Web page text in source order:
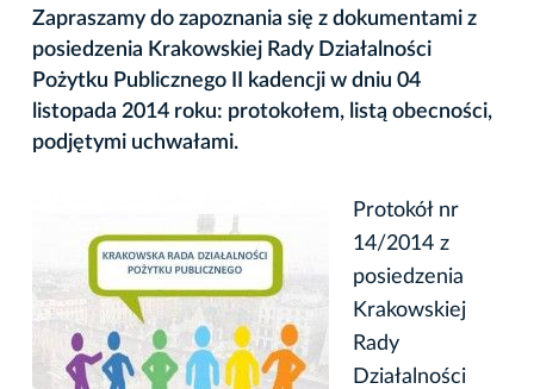
Zapraszamy do zapoznania się z dokumentami z
posiedzenia Krakowskiej Rady Działalności
Pożytku Publicznego II kadencji w dniu 04
listopada 2014 roku: protokołem, listą obecności,
podjętymi uchwałami.
Protokół nr
14/2014 z
posiedzenia
Krakowskiej
Rady
Działalności